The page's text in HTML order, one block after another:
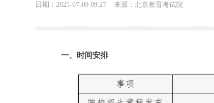
日期：2025-07-09 09:27 来源：北京教育考试院
一、时间安排